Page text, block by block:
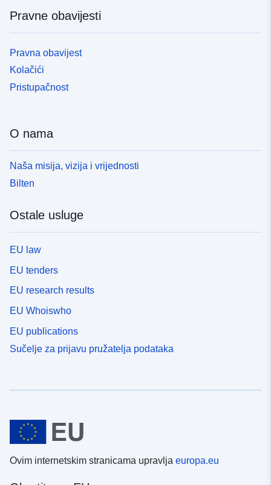
Pravne obavijesti
Pravna obavijest
Kolačići
Pristupačnost
O nama
Naša misija, vizija i vrijednosti
Bilten
Ostale usluge
EU law
EU tenders
EU research results
EU Whoiswho
EU publications
Sučelje za prijavu pružatelja podataka
Ovim internetskim stranicama upravlja europa.eu